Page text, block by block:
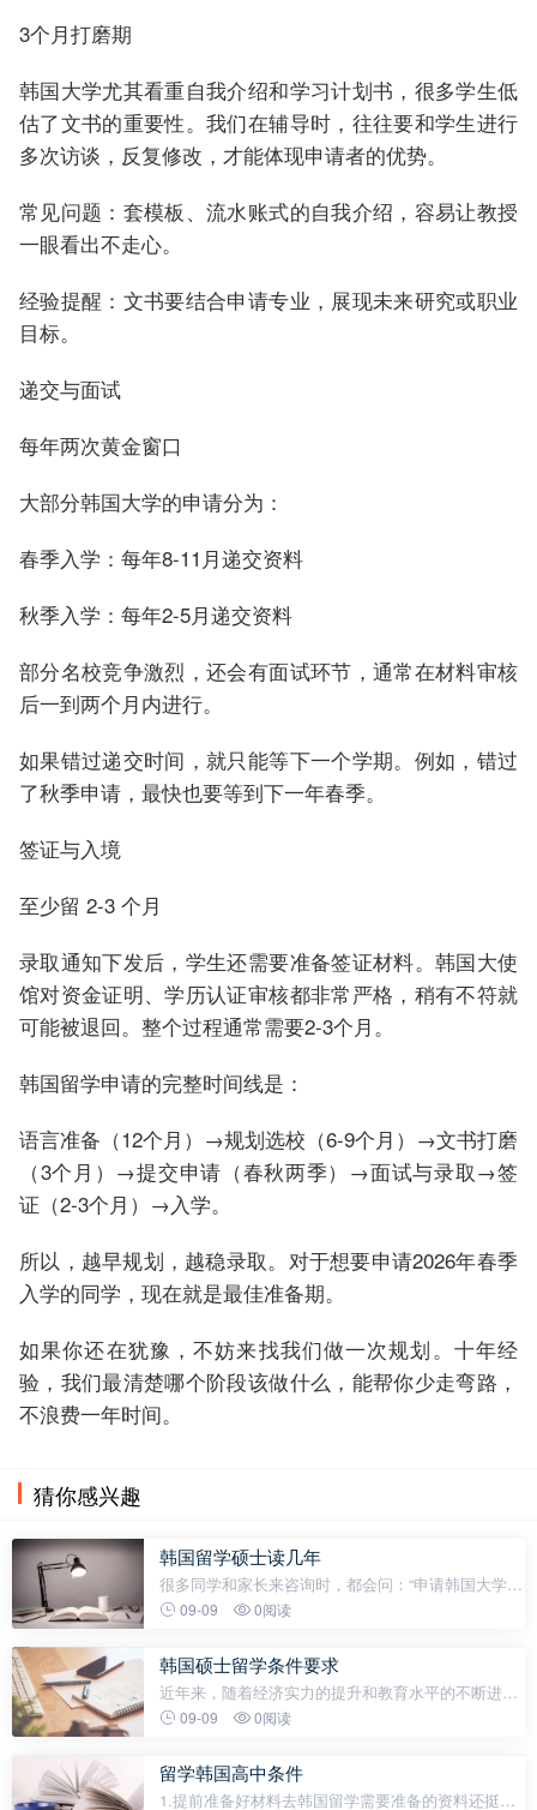
3个月打磨期
韩国大学尤其看重自我介绍和学习计划书，很多学生低
估了文书的重要性。我们在辅导时，往往要和学生进行
多次访谈，反复修改，才能体现申请者的优势。
常见问题：套模板、流水账式的自我介绍，容易让教授
一眼看出不走心。
经验提醒：文书要结合申请专业，展现未来研究或职业
目标。
递交与面试
每年两次黄金窗口
大部分韩国大学的申请分为：
春季入学：每年8-11月递交资料
秋季入学：每年2-5月递交资料
部分名校竞争激烈，还会有面试环节，通常在材料审核
后一到两个月内进行。
如果错过递交时间，就只能等下一个学期。例如，错过
了秋季申请，最快也要等到下一年春季。
签证与入境
至少留 2-3 个月
录取通知下发后，学生还需要准备签证材料。韩国大使
馆对资金证明、学历认证审核都非常严格，稍有不符就
可能被退回。整个过程通常需要2-3个月。
韩国留学申请的完整时间线是：
语言准备（12个月）→规划选校（6-9个月）→文书打磨
（3个月）→提交申请（春秋两季）→面试与录取→签
证（2-3个月）→入学。
所以，越早规划，越稳录取。对于想要申请2026年春季
入学的同学，现在就是最佳准备期。
如果你还在犹豫，不妨来找我们做一次规划。十年经
验，我们最清楚哪个阶段该做什么，能帮你少走弯路，
不浪费一年时间。
猜你感兴趣
韩国留学硕士读几年
很多同学和家长来咨询时，都会问：“申请韩国大学，
到底要提前多久准备？”——这个问题的答案，往往决
需要递交资料，但背后有一整条时间
09-09 0阅读
韩国硕士留学条件要求
近年来，随着经济实力的提升和教育水平的不断进
步，越来越多的专业人士选择前往韩国深造。韩国以
的文化氛围，成为众多学子的首选
09-09 0阅读
留学韩国高中条件
1.提前准备好材料去韩国留学需要准备的资料还挺多